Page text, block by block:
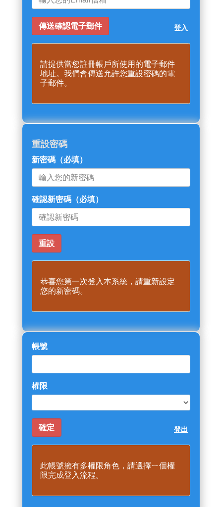
登入
請提供當您註冊帳戶所使用的電子郵件
地址。我們會傳送允許您重設密碼的電
子郵件。
重設密碼
新密碼 （必填）
確認新密碼 （必填）
恭喜您第一次登入本系統，請重新設定
您的新密碼。
帳號
權限
登出
此帳號擁有多權限角色，請選擇ㄧ個權
限完成登入流程。